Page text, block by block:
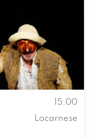
15.00
Locarnese